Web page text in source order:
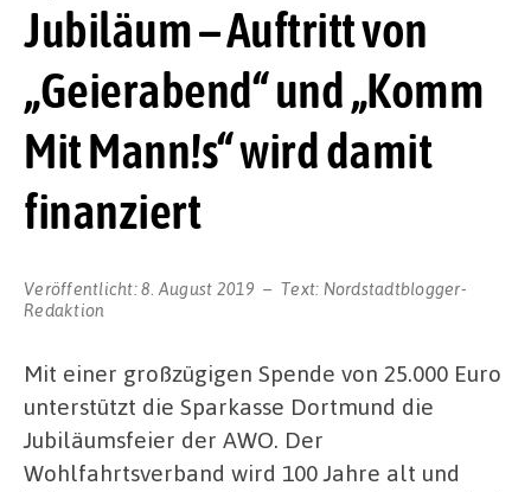
Jubiläum – Auftritt von
„Geierabend“ und „Komm
Mit Mann!s“ wird damit
finanziert
Veröffentlicht:8. August 2019 Text: Nordstadtblogger-
Redaktion
Mit einer großzügigen Spende von 25.000 Euro
unterstützt die Sparkasse Dortmund die
Jubiläumsfeier der AWO. Der
Wohlfahrtsverband wird 100 Jahre alt und